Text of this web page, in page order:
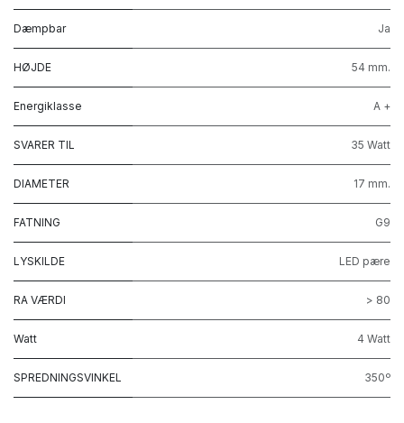
Dæmpbar Ja
HØJDE 54 mm.
Energiklasse A +
SVARER TIL 35 Watt
DIAMETER 17 mm.
FATNING G9
LYSKILDE LED pære
RA VÆRDI > 80
Watt 4 Watt
SPREDNINGSVINKEL 350º